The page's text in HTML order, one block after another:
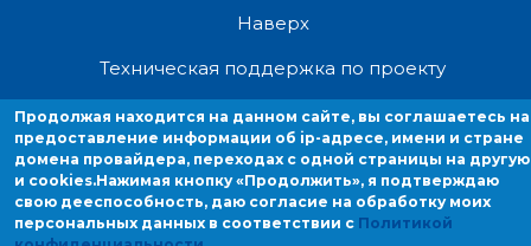
Наверх
Техническая поддержка по проекту
Продолжая находиться на данном сайте, вы соглашаетесь на
предоставление информации об ip-адресе, имени и стране домена
провайдера, переходах с одной страницы на другую и cookies.
Продолжая находится на данном сайте, вы соглашаетесь на
предоставление информации об ip-адресе, имени и стране
домена провайдера, переходах с одной страницы на другую
и cookies.Нажимая кнопку «Продолжить», я подтверждаю
свою дееспособность, даю согласие на обработку моих
персональных данных в соответствии с Политикой